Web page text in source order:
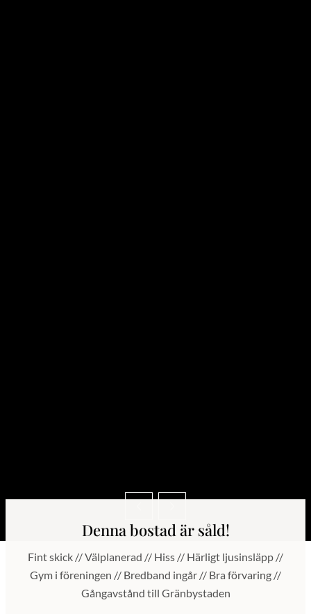
Denna bostad är såld!
Fint skick // Välplanerad // Hiss // Härligt ljusinsläpp //
Gym i föreningen // Bredband ingår // Bra förvaring //
Gångavstånd till Gränbystaden